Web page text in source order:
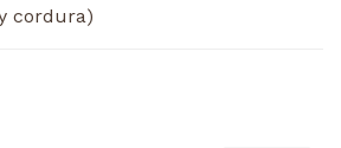
cordura)